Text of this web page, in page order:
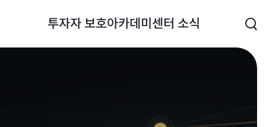
투자자 보호아카데미 센터 소식